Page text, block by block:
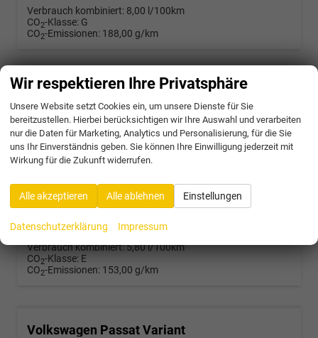
Verbrauch kombiniert: 8,00 l/100km
CO2-Klasse: G
CO2-Emissionen: 188,00 g/km
Volkswagen Passat Variant
unverbindliche Lieferzeit:4 Wochen Neuwagen mit Kurzzeitzulassung
Fahrzeugnr. 58303 Getriebe
Doppelkupplungsgetriebe (DSG)
Kraftstoff
Diesel
17.10.2025
45.472,– €
incl. 19% MwSt.
Verbrauch kombiniert:5,80 l/100km
CO2-Klasse: E
CO2-Emissionen: 153,00 g/km
Volkswagen Passat Variant
Wir respektieren Ihre Privatsphäre
Unsere Website setzt Cookies ein, um unsere Dienste für Sie
bereitzustellen. Hierbei berücksichtigen wir Ihre Auswahl und verarbeiten
nur die Daten für Marketing, Analytics und Personalisierung, für die Sie
uns Ihr Einverständnis geben. Sie können Ihre Einwilligung jederzeit mit
Wirkung für die Zukunft widerrufen.
Alle akzeptieren Alle ablehnen Einstellungen
Datenschutzerklärung Impressum